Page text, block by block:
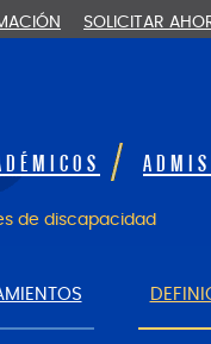
SOLICITAR
de discapacidad